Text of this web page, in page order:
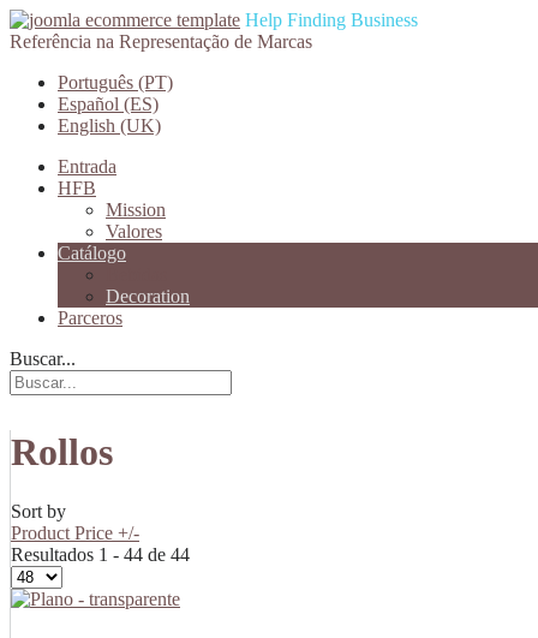
Help Finding Business
Referência na Representação de Marcas
Português (PT)
Español (ES)
English (UK)
Entrada
HFB
Mission
Valores
Catálogo
Decoration
Parceros
Buscar...
Rollos
Sort by
Product Price +/-
Resultados 1 - 44 de 44